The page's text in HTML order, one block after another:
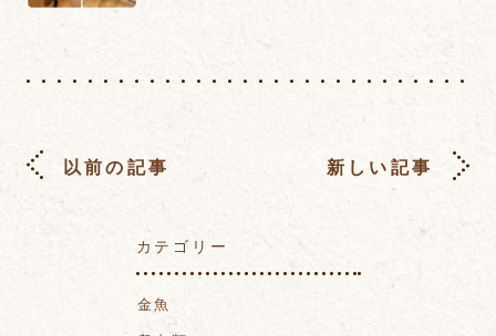
以前の記事 新しい記事
カテゴリー
金魚